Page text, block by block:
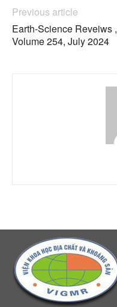
Previous article
Earth-Science Reveiws ,
Volume 254, July 2024